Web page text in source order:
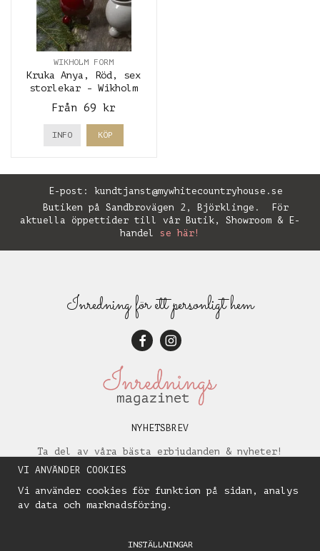
WIKHOLM FORM
Kruka Anya, Röd, sex
storlekar - Wikholm
Form
Från 69 kr
INFO KÖP
E-post: kundtjanst@mywhitecountryhouse.se
Butiken på Sandbrovägen 2, Björklinge. För
aktuella öppettider till vår Butik, Showroom & E-
handel se här!
Inredning för ett personligt hem
NYHETSBREV
Ta del av våra bästa erbjudanden & nyheter!
VI ANVÄNDER COOKIES
Vi använder cookies för funktion på sidan, analys
av data och marknadsföring.
INSTÄLLNINGAR